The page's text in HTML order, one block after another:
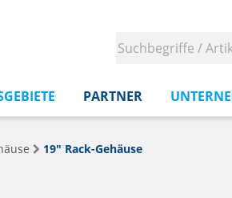
PARTNER
19" Rack-Gehäuse